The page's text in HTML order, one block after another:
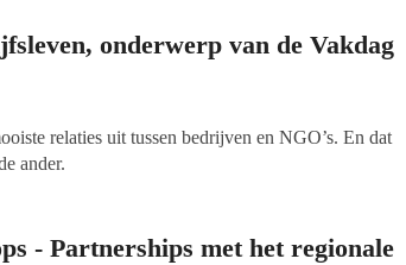
onderwerp van de Vakdag
relaties uit tussen bedrijven en NGO’s. En dat
ander.
- Partnerships met het regionale